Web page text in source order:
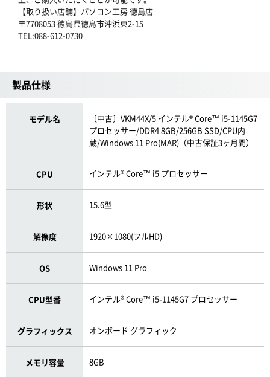
【取り扱い店舗】パソコン工房 徳島店
〒7708053 徳島県徳島市沖浜東2-15
TEL:088-612-0730
製品仕様
モデル名
〔中古〕VKM44X/5 インテル® Core™ i5-1145G7
プロセッサー/DDR4 8GB/256GB SSD/CPU内
蔵/Windows 11 Pro(MAR)（中古保証3ヶ月間）
CPU インテル® Core™ i5 プロセッサー
形状 15.6型
解像度 1920×1080(フルHD)
OS Windows 11 Pro
CPU型番 インテル® Core™ i5-1145G7 プロセッサー
グラフィックス オンボード グラフィック
メモリ容量 8GB